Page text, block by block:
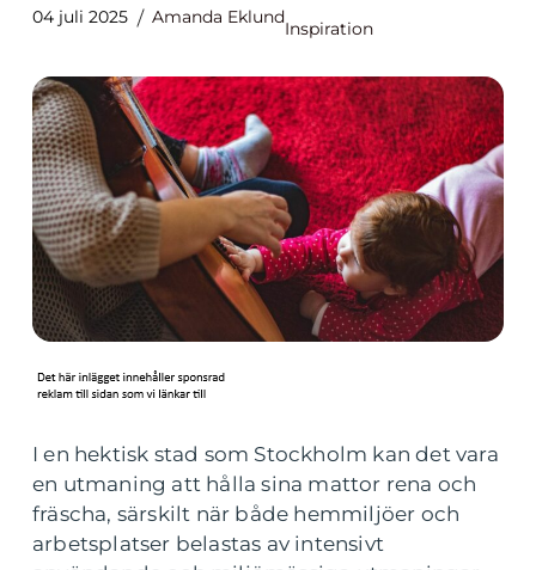
04 juli 2025 Amanda Eklund
Inspiration
I en hektisk stad som Stockholm kan det vara
en utmaning att hålla sina mattor rena och
fräscha, särskilt när både hemmiljöer och
arbetsplatser belastas av intensivt